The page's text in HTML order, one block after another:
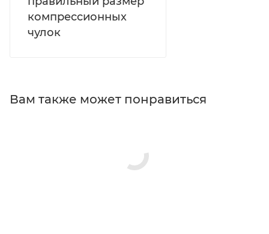
компрессионных
чулок
Вам также может понравиться